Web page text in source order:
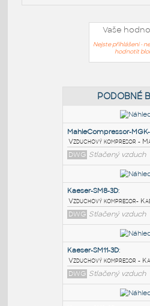
Vaše
Nejste přihlášeni -
hodnotit
Vzduchový
DWG Stlačený
Kaeser-SM8-3D: